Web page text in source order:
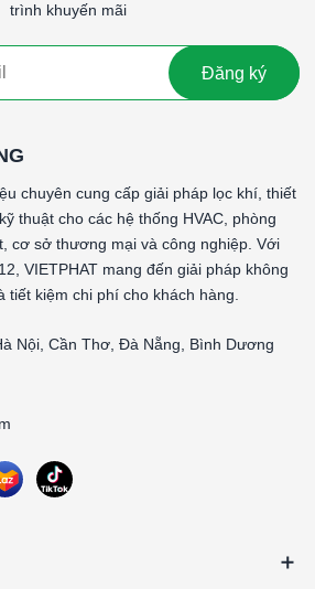
trình khuyến mãi
Đăng ký
chuyên cung cấp giải pháp lọc khí, thiết
thuật cho các hệ thống HVAC, phòng
cơ sở thương mại và công nghiệp. Với
VIETPHAT mang đến giải pháp không
tiết kiệm chi phí cho khách hàng.
Nội, Cần Thơ, Đà Nẵng, Bình Dương